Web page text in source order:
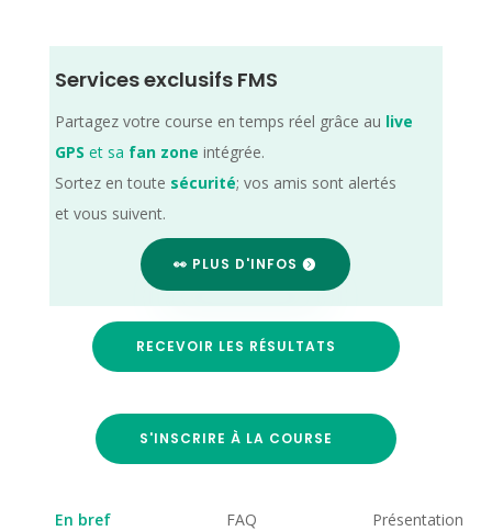
Services exclusifs FMS
Partagez votre course en temps réel grâce au live
GPS et sa fan zone intégrée.
Sortez en toute sécurité; vos amis sont alertés
et vous suivent.
👀 PLUS D'INFOS
RECEVOIR LES RÉSULTATS
S'INSCRIRE À LA COURSE
En bref FAQ Présentation